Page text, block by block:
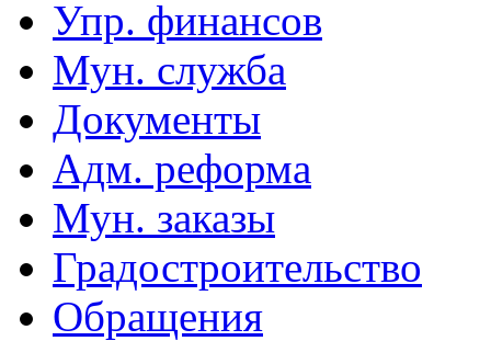
Упр. финансов
Мун. служба
Документы
Адм. реформа
Мун. заказы
Градостроительство
Обращения